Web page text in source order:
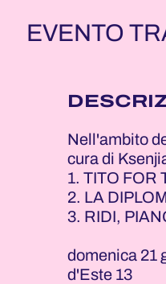
EVENTO
Nell'ambito
cura di
1. TITO FOR
2. LA
3. RIDI,
domenica 21
d'Este 13